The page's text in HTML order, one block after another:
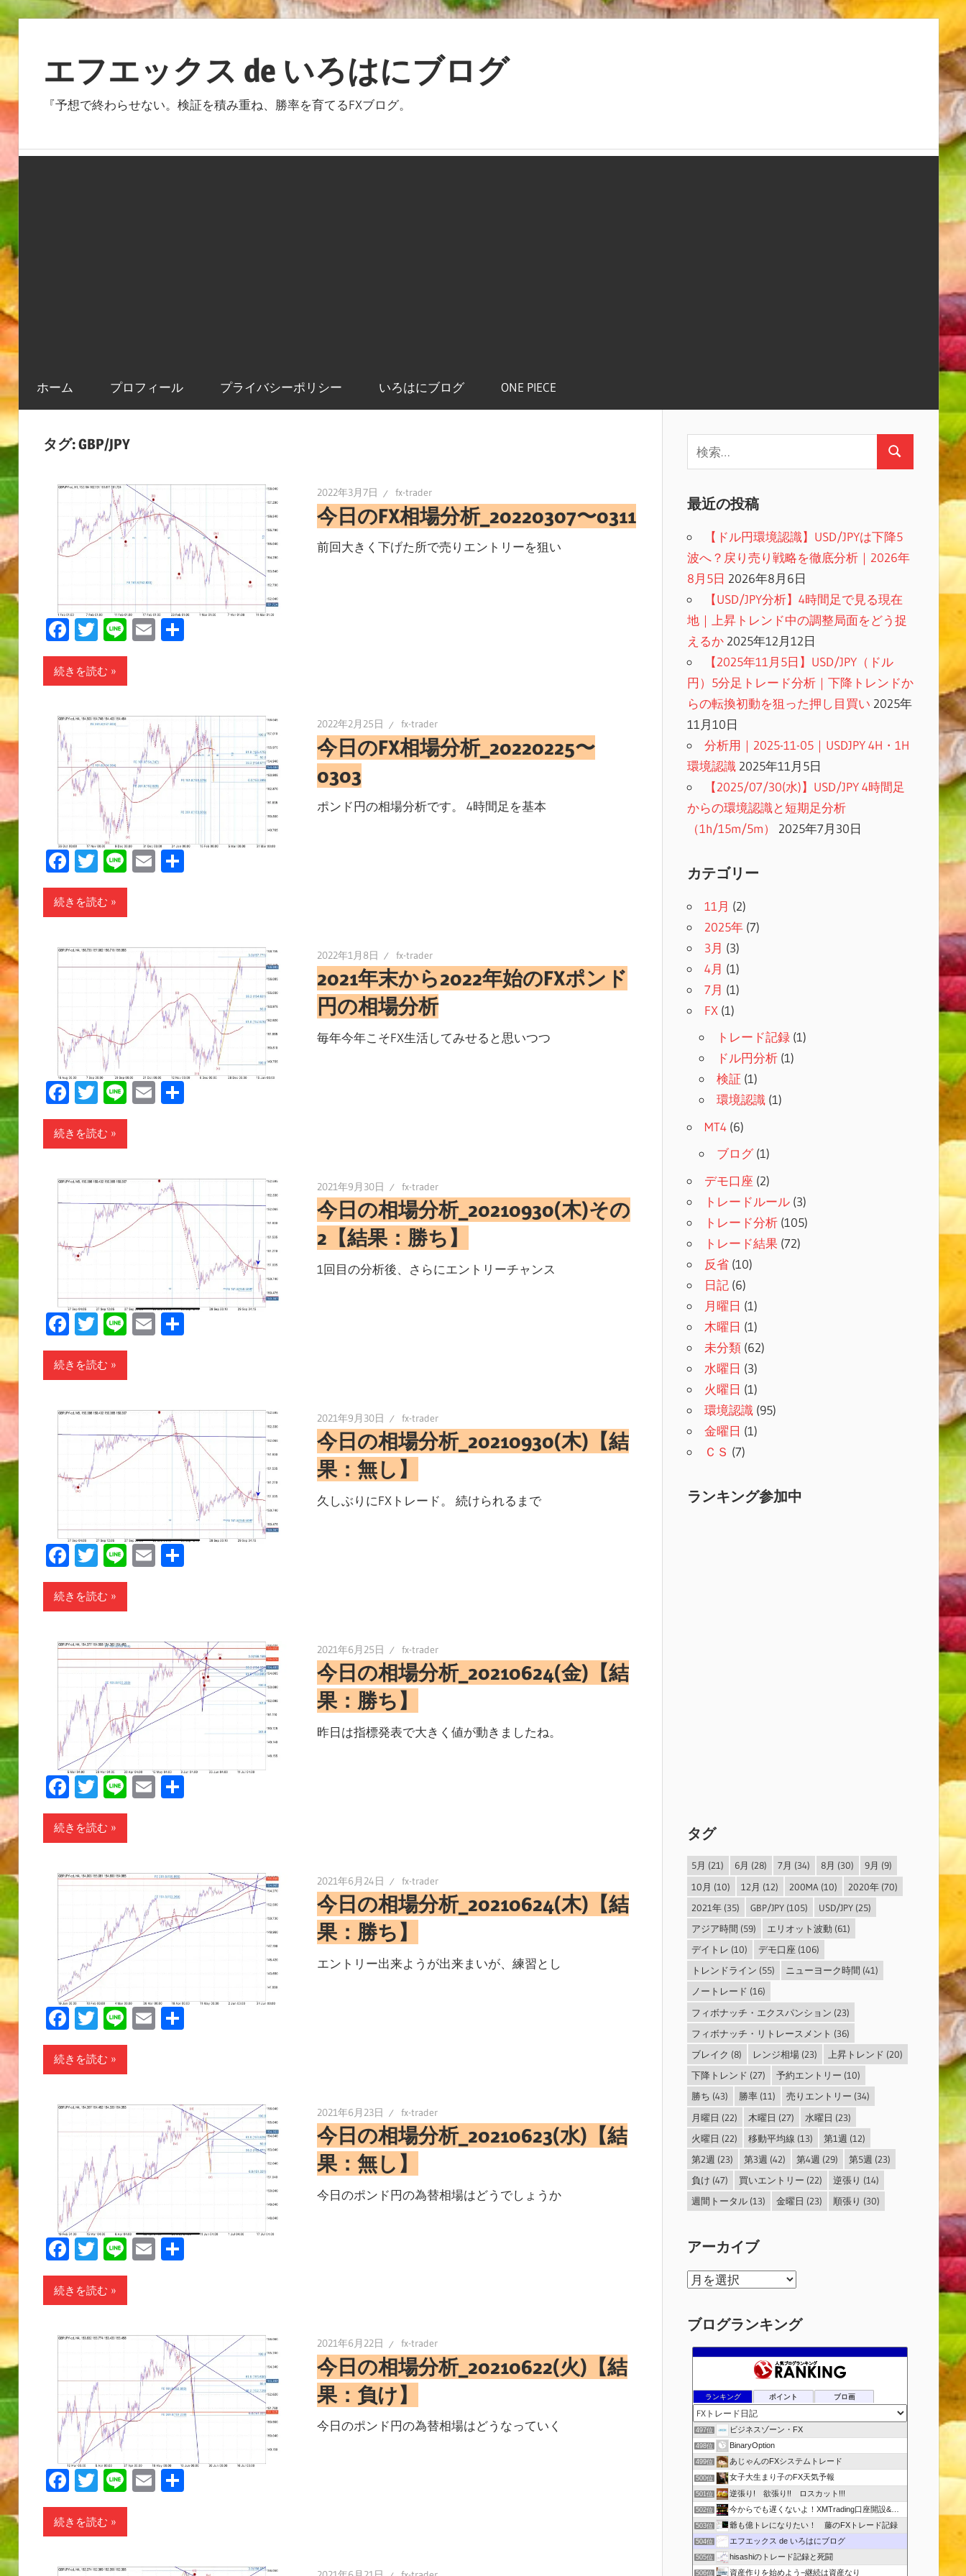
ツ
へ
ス
キ
エフエックス de いろはにブログ
『予想で終わらせない。検証を積み重ね、勝率を育てるFXブログ。
ホーム プロフィール プライバシーポリシー いろはにブログ ONE PIECE
タグ:GBP/JPY
2022年3月7日 fx-trader
今日のFX相場分析_20220307〜0311
前回大きく下げた所で売りエントリーを狙い
Facebook
Twitter
LineEmail
共
続きを読む
2022年2月25日 fx-trader
今日のFX相場分析_20220225〜
0303
ポンド円の相場分析です。 4時間足を基本
Facebook
Twitter
LineEmail
共
続きを読む
2022年1月8日 fx-trader
2021年末から2022年始のFXポンド
円の相場分析
毎年今年こそFX生活してみせると思いつつ
Facebook
Twitter
LineEmail
共
続きを読む
2021年9月30日 fx-trader
今日の相場分析_20210930(木)その
2【結果：勝ち】
1回目の分析後、さらにエントリーチャンス
Facebook
Twitter
LineEmail
共
続きを読む
2021年9月30日 fx-trader
今日の相場分析_20210930(木)【結
果：無し】
久しぶりにFXトレード。 続けられるまで
Facebook
Twitter
LineEmail
共
続きを読む
2021年6月25日 fx-trader
今日の相場分析_20210624(金)【結
果：勝ち】
昨日は指標発表で大きく値が動きましたね。
Facebook
Twitter
LineEmail
共
続きを読む
2021年6月24日 fx-trader
今日の相場分析_20210624(木)【結
果：勝ち】
エントリー出来ようが出来まいが、練習とし
Facebook
Twitter
LineEmail
共
続きを読む
2021年6月23日 fx-trader
今日の相場分析_20210623(水)【結
果：無し】
今日のポンド円の為替相場はどうでしょうか
Facebook
Twitter
LineEmail
共
続きを読む
2021年6月22日 fx-trader
今日の相場分析_20210622(火)【結
果：負け】
今日のポンド円の為替相場はどうなっていく
Facebook
Twitter
LineEmail
共
続きを読む
検
最近の投稿
【ドル円環境認識】USD/JPYは下降5
波へ？戻り売り戦略を徹底分析｜2026年
8月5日 2026年8月6日
【USD/JPY分析】4時間足で見る現在
地｜上昇トレンド中の調整局面をどう捉
えるか 2025年12月12日
【2025年11月5日】USD/JPY（ドル
円）5分足トレード分析｜下降トレンドか
らの転換初動を狙った押し目買い 2025年
11月10日
分析用｜2025-11-05｜USDJPY 4H・1H
環境認識 2025年11月5日
【2025/07/30(水)】USD/JPY 4時間足
からの環境認識と短期足分析
（1h/15m/5m）
2025年7月30日
カテゴリー
11月 (2)
2025年(7)
3月 (3)
4月 (1)
7月 (1)
FX(1)
トレード記録(1)
ドル円分析(1)
検証 (1)
環境認識(1)
MT4(6)
ブログ(1)
デモ口座 (2)
トレードルール(3)
トレード分析(105)
トレード結果 (72)
反省(10)
日記(6)
月曜日 (1)
木曜日 (1)
未分類(62)
水曜日 (3)
火曜日 (1)
環境認識(95)
金曜日 (1)
ＣＳ (7)
ランキング参加中
タグ
5月 (21) 6月 (28) 7月 (34) 8月 (30) 9月 (9)
10月 (10) 12月 (12) 200MA (10) 2020年 (70)
2021年 (35) GBP/JPY (105) USD/JPY (25)
アジア時間 (59) エリオット波動 (61)
デイトレ (10) デモ口座 (106)
トレンドライン (55) ニューヨーク時間 (41)
ノートレード (16)
フィボナッチ・エクスパンション (23)
フィボナッチ・リトレースメント (36)
ブレイク (8) レンジ相場 (23) 上昇トレンド (20)
下降トレンド (27) 予約エントリー (10)
勝ち (43) 勝率 (11) 売りエントリー (34)
月曜日 (22) 木曜日 (27) 水曜日 (23)
火曜日 (22) 移動平均線 (13) 第1週 (12)
第2週 (23) 第3週 (42) 第4週 (29) 第5週 (23)
負け (47) 買いエントリー (22) 逆張り (14)
週間トータル (13) 金曜日 (23) 順張り (30)
アーカイブ
ア
カ
ブ
ブログランキング
ランキング ポイント ブロ画
497位 ビジネスゾーン・FX
498位 BinaryOption
499位 あじゃんのFXシステムトレード
500位 女子大生まり子のFX天気予報
501位 逆張り! 欲張り!! ロスカット!!!
502位 今からでも遅くないよ！XMTrading口座開設&攻略ブログ
503位 爺も億トレになりたい！ 藤のFXトレード記録
504位 エフエックス de いろはにブログ
505位 hisashiのトレード記録と死闘
506位 資産作りを始めよう−継続は資産なり